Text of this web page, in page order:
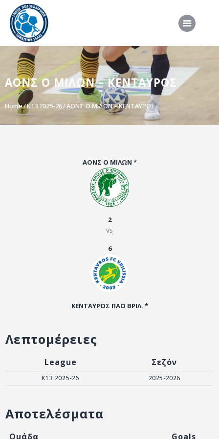
ΑΟΝΣ Ο ΜΙΛΩΝ – ΚΕΝΤΑΥΡΟΣ
Home Κ13 2025-26 ΑΟΝΣ Ο ΜΙΛΩΝ – ΚΕΝΤΑΥΡΟΣ
ΑΡΧΙΚΗ
ΕΠΣΣ
ΔΙΟΡΓΑΝΩΣΕΙΣ
ΠΡΟΕΘΝΙΚΕΣ ΟΜΑΔΕΣ
ΣΥΝΕΝΤΕΥΞΕΙΣ
ΑΟΝΣ Ο ΜΙΛΩΝ *
2
vs
6
ΚΕΝΤΑΥΡΟΣ ΠΑΟ ΒΡΙΛ. *
Λεπτομέρειες
League Σεζόν
Κ13 2025-26 2025-2026
Αποτελέσματα
Ομάδα Goals